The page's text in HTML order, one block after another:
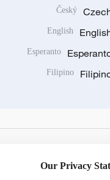
Český
English
Esperanto
Filipino
Our Privacy